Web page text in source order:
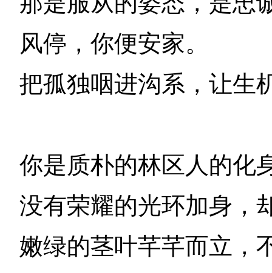
风停，你便安家。
把孤独咽进沟系，让生
你是质朴的林区人的化
没有荣耀的光环加身，
嫩绿的茎叶芊芊而立，